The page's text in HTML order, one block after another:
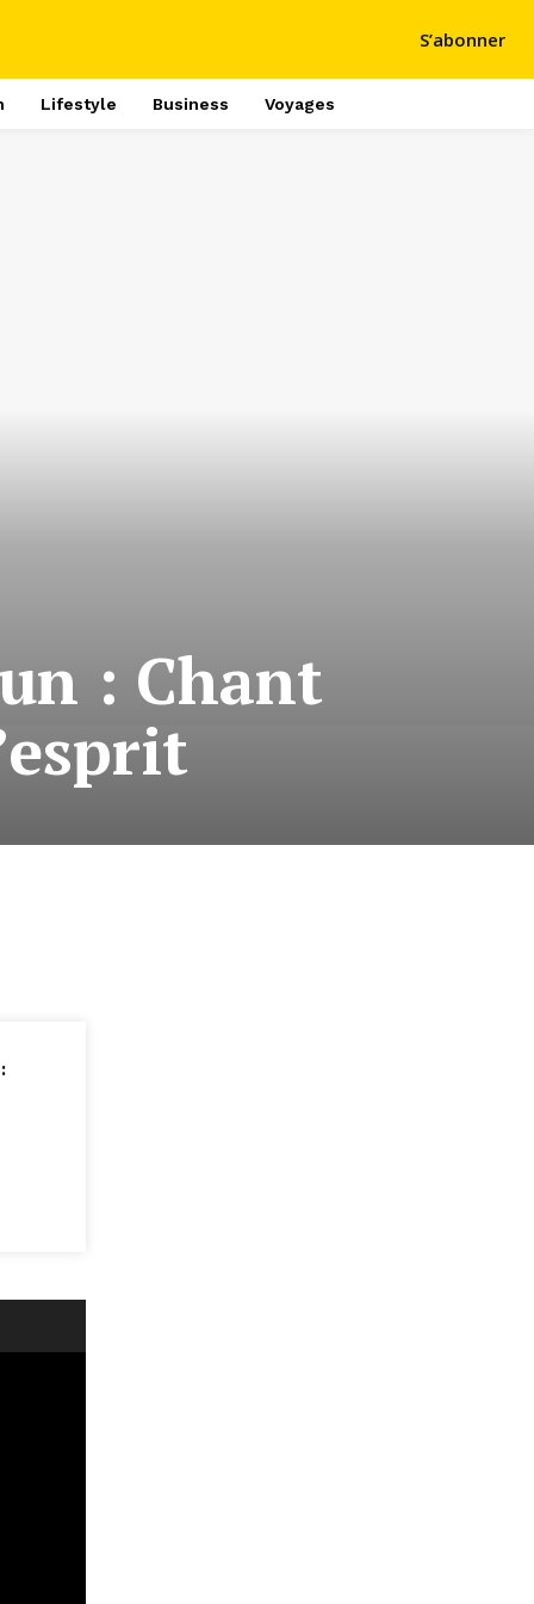
S’abonner
Lifestyle Business Voyages
: Chant